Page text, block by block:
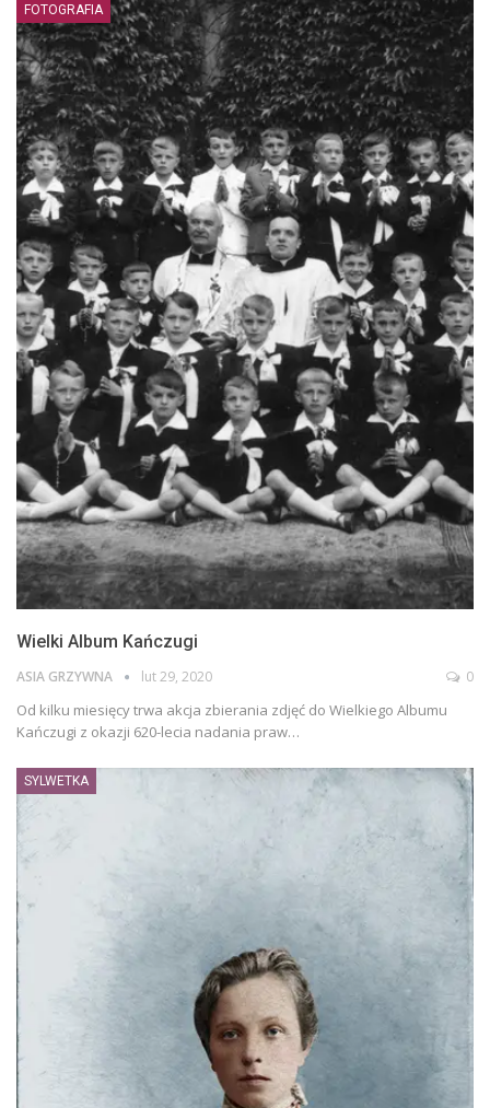
FOTOGRAFIA
Wielki Album Kańczugi
ASIA GRZYWNA lut 29, 2020 0
Od kilku miesięcy trwa akcja zbierania zdjęć do Wielkiego Albumu
Kańczugi z okazji 620-lecia nadania praw…
SYLWETKA